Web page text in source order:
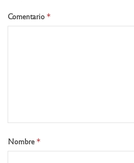
Comentario *
Nombre *